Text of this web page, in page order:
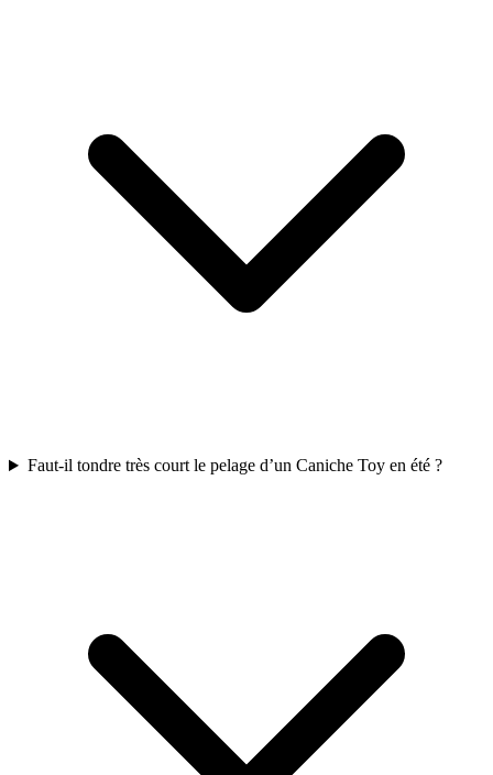
Faut-il tondre très court le pelage d’un Caniche Toy en été ?